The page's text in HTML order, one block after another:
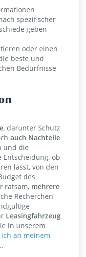
spezifischer
geben
oder einen
beste und
Bedürfnisse
, darunter Schutz
auch Nachteile
und die
ob
lässt, von den
des
ratsam, mehrere
Recherchen
Leasingfahrzeug
in unserem
an meinem